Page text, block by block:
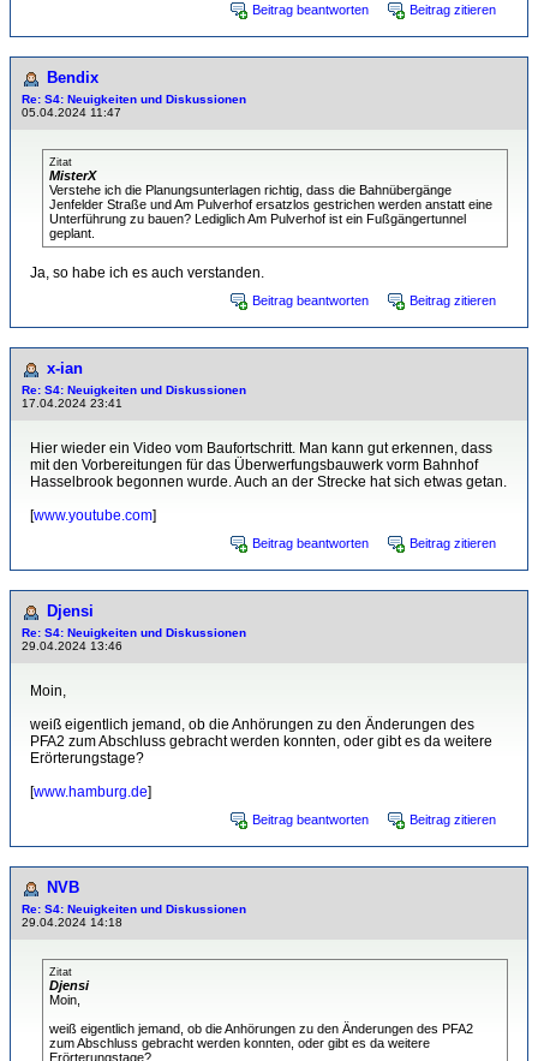
Beitrag beantworten Beitrag zitieren
Bendix
Re: S4: Neuigkeiten und Diskussionen
05.04.2024 11:47
Zitat
MisterX
Verstehe ich die Planungsunterlagen richtig, dass die Bahnübergänge
Jenfelder Straße und Am Pulverhof ersatzlos gestrichen werden anstatt eine
Unterführung zu bauen? Lediglich Am Pulverhof ist ein Fußgängertunnel
geplant.
Ja, so habe ich es auch verstanden.
Beitrag beantworten Beitrag zitieren
x-ian
Re: S4: Neuigkeiten und Diskussionen
17.04.2024 23:41
Hier wieder ein Video vom Baufortschritt. Man kann gut erkennen, dass
mit den Vorbereitungen für das Überwerfungsbauwerk vorm Bahnhof
Hasselbrook begonnen wurde. Auch an der Strecke hat sich etwas getan.
[www.youtube.com]
Beitrag beantworten Beitrag zitieren
Djensi
Re: S4: Neuigkeiten und Diskussionen
29.04.2024 13:46
Moin,
weiß eigentlich jemand, ob die Anhörungen zu den Änderungen des
PFA2 zum Abschluss gebracht werden konnten, oder gibt es da weitere
Erörterungstage?
[www.hamburg.de]
Beitrag beantworten Beitrag zitieren
NVB
Re: S4: Neuigkeiten und Diskussionen
29.04.2024 14:18
Zitat
Djensi
Moin,
weiß eigentlich jemand, ob die Anhörungen zu den Änderungen des PFA2
zum Abschluss gebracht werden konnten, oder gibt es da weitere
Erörterungstage?